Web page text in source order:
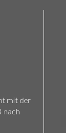
mit der
nach